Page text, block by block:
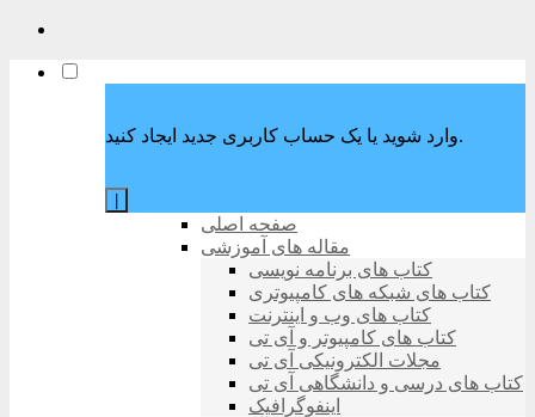
وارد شوید یا یک حساب کاربری جدید ایجاد کنید.
صفحه اصلی
مقاله های آموزشی
کتاب های برنامه نویسی
کتاب های شبکه های کامپیوتری
کتاب های وب و اینترنت
کتاب های کامپیوتر و آی تی
مجلات الکترونیکی آی تی
کتاب های درسی و دانشگاهی آی تی
اینفوگرافیک